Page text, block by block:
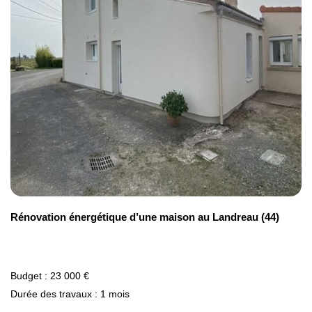
donnons vie à votre projet de rénovation à
Taverny !
Rénovation énergétique d’une maison au Landreau (44)
Budget : 23 000 €
Durée des travaux : 1 mois